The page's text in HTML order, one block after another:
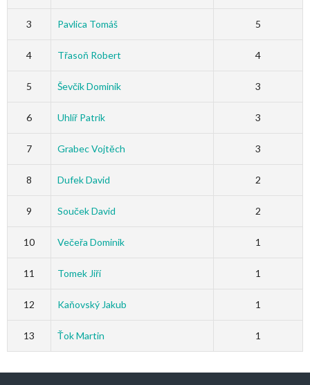
3 Pavlica Tomáš 5
4 Třasoň Robert 4
5 Ševčík Dominik 3
6 Uhlíř Patrik 3
7 Grabec Vojtěch 3
8 Dufek David 2
9 Souček David 2
10 Večeřa Dominik 1
11 Tomek Jiří 1
12 Kaňovský Jakub 1
13 Ťok Martin 1